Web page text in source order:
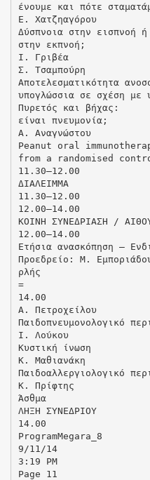
ένουμε και πότε
Ε. Χατζηαγόρου
Δύσπνοια στην εισπνοή ή
στην εκπνοή;
I. Γριβέα
Σ. Τσαμπούρη
Αποτελεσματικότητα
υπογλώσσια σε σχέση με
Πυρετός και βήχας:
είναι πνευμονία;
Α. Aναγνώστου
Peanut oral
from a randomised
11.30–12.00
ΔΙΑΛΕΙΜΜΑ
11.30–12.00
12.00–14.00
ΚΟΙΝΗ ΣΥΝΕΔΡΙΑΣΗ /
12.00–14.00
Ετήσια ανασκόπηση –
Προεδρείο: Μ.
ρλής
=
14.00
Α. Πετροχείλου
Παιδοπνευμονολογικό
Ι. Λούκου
Κυστική ίνωση
Κ. Μαθιανάκη
Παιδοαλλεργιολογικό
Κ. Πρίφτης
Άσθμα
ΛΗΞΗ ΣΥΝΕΔΡΙΟΥ
14.00
ProgramMegara_8
9/11/14
3:19 PM
Page 11